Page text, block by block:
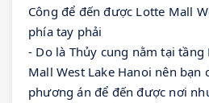
Công để đến được Lotte Mall
phía tay phải
- Do là Thủy cung nằm tại
Mall West Lake Hanoi nên bạn
phương án để đến được nơi